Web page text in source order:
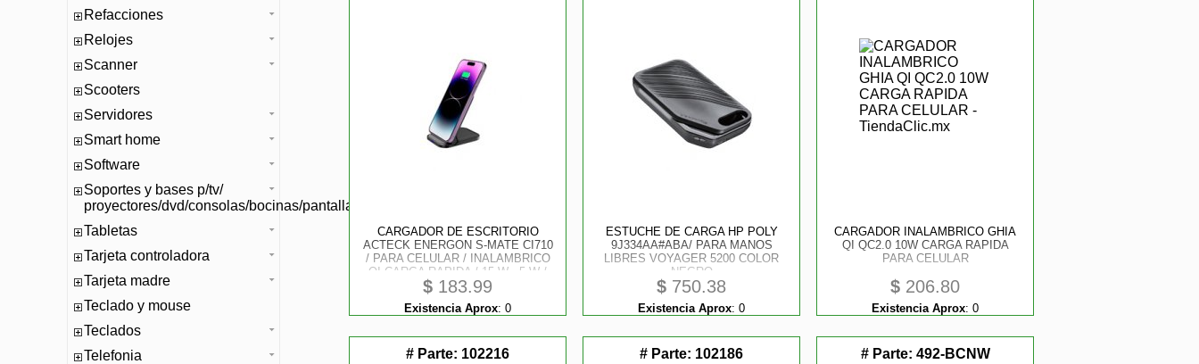
Refacciones
Relojes
Scanner
Scooters
Servidores
Smart home
Software
Soportes y bases p/tv/
proyectores/dvd/consolas/bocinas/pantallas/monotores
Tabletas
Tarjeta controladora
Tarjeta madre
Teclado y mouse
Teclados
Telefonia
CARGADOR DE ESCRITORIO
ACTECK ENERGON S-MATE CI710
/ PARA CELULAR / INALAMBRICO
QI CARGA RAPIDA / 15 W - 5 W /
PLEGABLE / CARGA SIMULTANEA
/ USB TIPO C / NEGRO / AC-937160
$ 183.99
Existencia Aprox: 0
ESTUCHE DE CARGA HP POLY
9J334AA#ABA/ PARA MANOS
LIBRES VOYAGER 5200 COLOR
NEGRO
$ 750.38
Existencia Aprox: 0
CARGADOR INALAMBRICO GHIA
QI QC2.0 10W CARGA RAPIDA
PARA CELULAR
$ 206.80
Existencia Aprox: 0
# Parte: 102216 # Parte: 102186 # Parte: 492-BCNW